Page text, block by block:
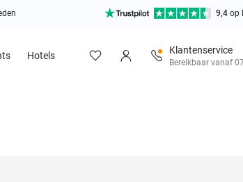
9,4 op
Hotels
Klantenservice
Bereikbaar vanaf